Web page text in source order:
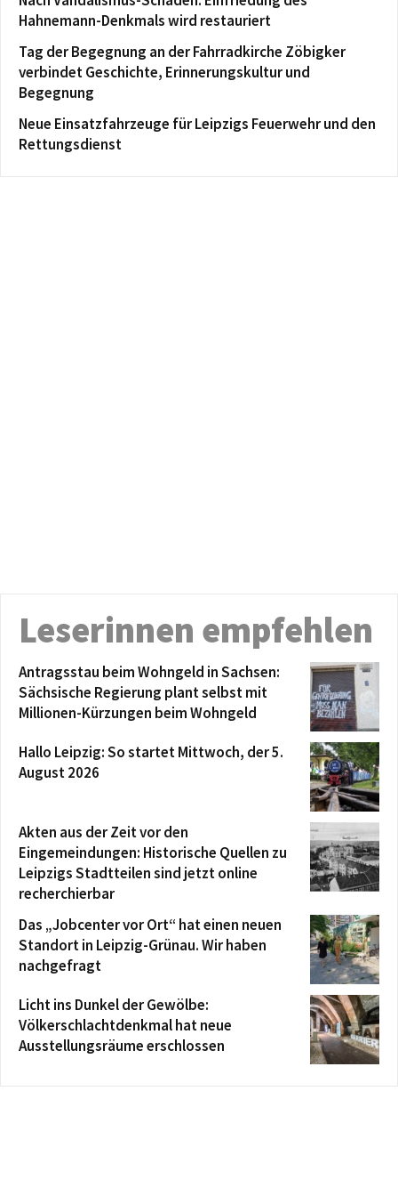
Hahnemann-Denkmals wird restauriert
Tag der Begegnung an der Fahrradkirche Zöbigker
verbindet Geschichte, Erinnerungskultur und
Begegnung
Neue Einsatzfahrzeuge für Leipzigs Feuerwehr und den
Rettungsdienst
Leserinnen empfehlen
Antragsstau beim Wohngeld in Sachsen:
Sächsische Regierung plant selbst mit
Millionen-Kürzungen beim Wohngeld
Hallo Leipzig: So startet Mittwoch, der 5.
August 2026
Akten aus der Zeit vor den
Eingemeindungen: Historische Quellen zu
Leipzigs Stadtteilen sind jetzt online
recherchierbar
Das „Jobcenter vor Ort“ hat einen neuen
Standort in Leipzig-Grünau. Wir haben
nachgefragt
Licht ins Dunkel der Gewölbe:
Völkerschlachtdenkmal hat neue
Ausstellungsräume erschlossen